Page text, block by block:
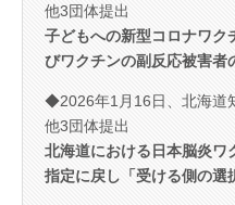
他3団体提出
子どもへの新型コロナワク
びワクチンの副反応被害者
◆2026年1月16日、北海道
他3団体提出
北海道における日本脳炎ワ
指定に戻し「受ける側の選